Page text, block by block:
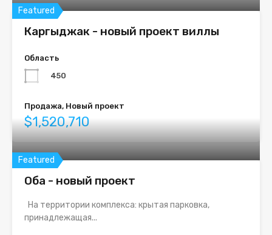
Featured
Каргыджак - новый проект виллы
Область
450
Продажа, Новый проект
$1,520,710
Featured
Оба - новый проект
На территории комплекса: крытая парковка,
принадлежащая...